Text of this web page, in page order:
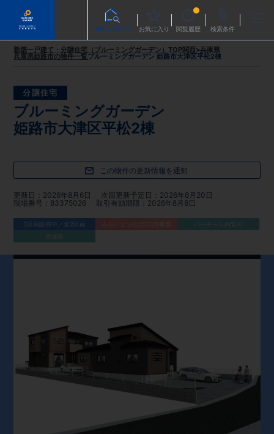
物件を探す お気に入り 閲覧履歴 検索条件
新築一戸建て・分譲住宅（ブルーミングガーデン）TOP関西>兵庫県
兵庫県姫路市の物件一覧ブルーミングガーデン 姫路市大津区平松2棟
分譲住宅
ブルーミングガーデン
姫路市大津区平松2棟
この物件の更新情報を通知
更新日 2026年8月6日 次回更新予定日
2026年8月20日
現場番号
83375026 取引有効期限 2026年8月8日
2区画販売中／全2区画
バーチャル内覧可
完成前